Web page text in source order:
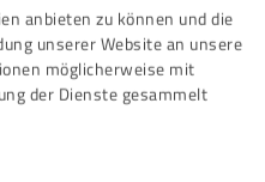
anbieten zu können und die
unserer Website an unsere
möglicherweise mit
der Dienste gesammelt
niet